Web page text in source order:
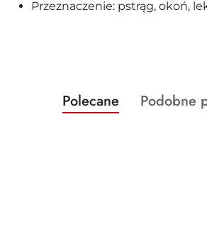
Przeznaczenie: pstrąg, okoń,
Pomiń karuzelę produktów
Produkty
o
Polecane
Produkty
Podobne